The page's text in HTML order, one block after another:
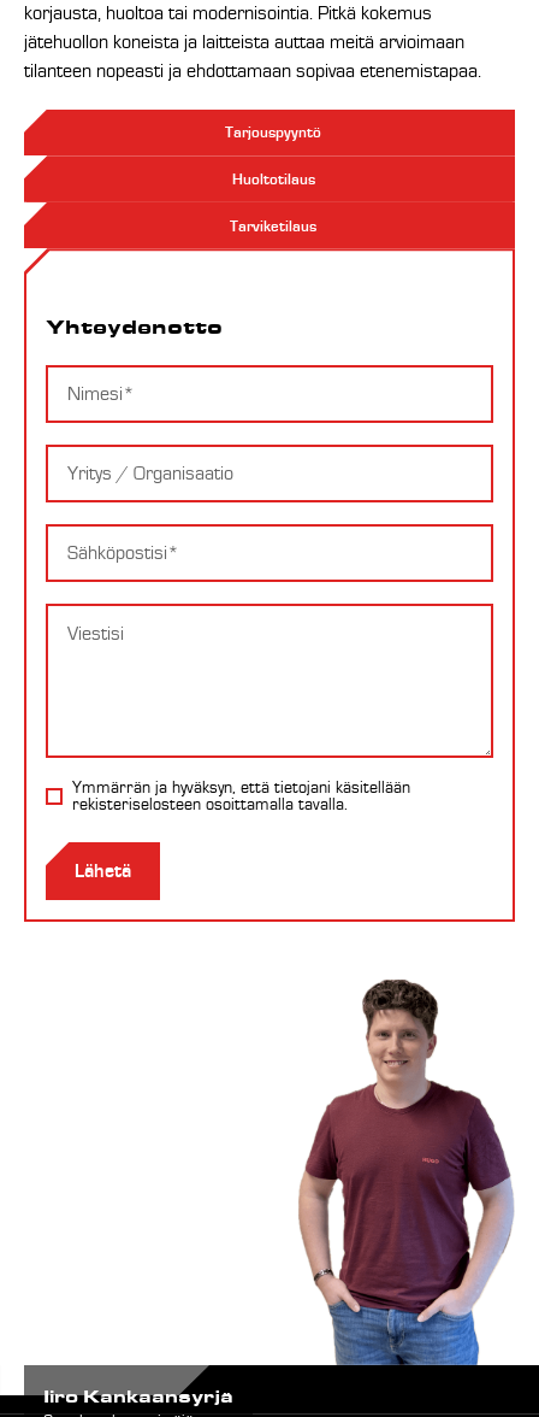
korjausta, huoltoa tai modernisointia. Pitkä kokemus
jätehuollon koneista ja laitteista auttaa meitä arvioimaan
tilanteen nopeasti ja ehdottamaan sopivaa etenemistapaa.
Tarjouspyyntö
Huoltotilaus
Tarviketilaus
Yhteydenotto
Nimi
Yritys
Email
Viesti
Ymmärrän ja hyväksyn, että tietojani käsitellään
rekisteriselosteen osoittamalla tavalla.
Iiro Kankaansyrjä